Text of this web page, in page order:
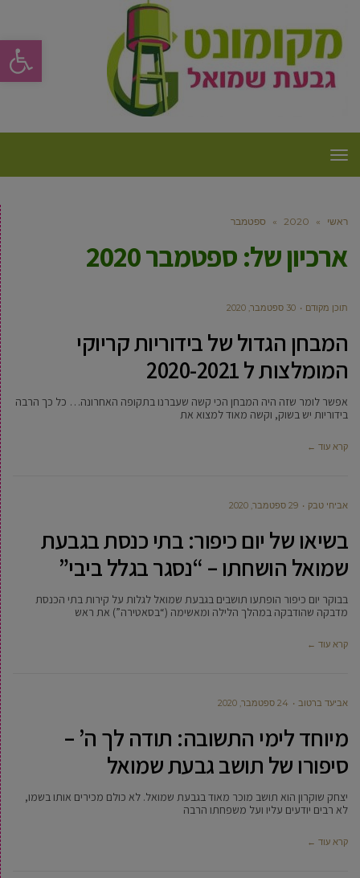
פתח
תפריט
ראשי »
2020
» ספטמבר
ארכיון של:ספטמבר 2020
תוכן מקודם 30 ספטמבר, 2020
המבחן הגדול של בידוריות קריוקי
המומלצות ל 2020-2021
אפשר לומר שזה היה המבחן הכי קשה שעברנו בתקופה האחרונה… כל כך הרבה
בידוריות יש בשוק, וקשה מאוד למצוא את
קרא עוד ←
אביחי טבק 29 ספטמבר, 2020
בשיאו של יום כיפור: בתי כנסת בגבעת
שמואל הושחתו – “נסגר בגלל ביבי”
בבוקר יום כיפור הופתעו תושבים בגבעת שמואל לגלות על קירות בתי הכנסת
מדבקה שהודבקה במהלך הלילה ומאשימה (“בסאטירה”) את ראש
קרא עוד ←
אביעד ברטוב 24 ספטמבר, 2020
מיוחד לימי התשובה: תודה לך ה’ –
סיפורו של תושב גבעת שמואל
יצחק שוקרון הוא תושב מוכר מאוד בגבעת שמואל. לא כולם מכירים אותו בשמו,
לא רבים יודעים עליו ועל משפחתו הרבה
קרא עוד ←